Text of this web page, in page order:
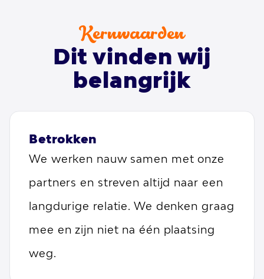
Kernwaarden
Dit vinden wij
belangrijk
Betrokken
We werken nauw samen met onze
partners en streven altijd naar een
langdurige relatie. We denken graag
mee en zijn niet na één plaatsing
weg.